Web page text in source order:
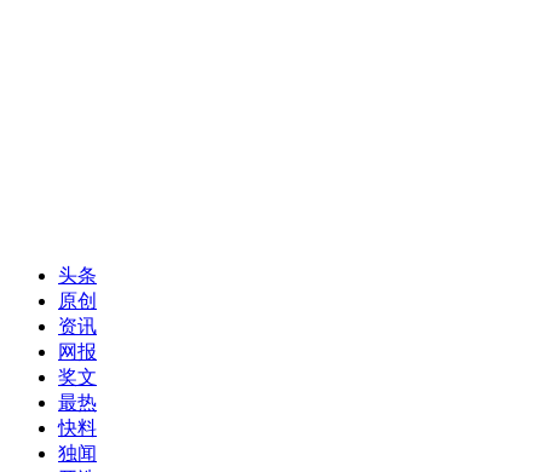
头条
原创
资讯
网报
奖文
最热
快料
独闻